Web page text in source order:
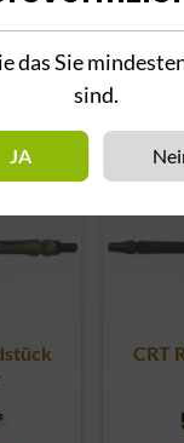
CRT
das Sie
sind.
JA